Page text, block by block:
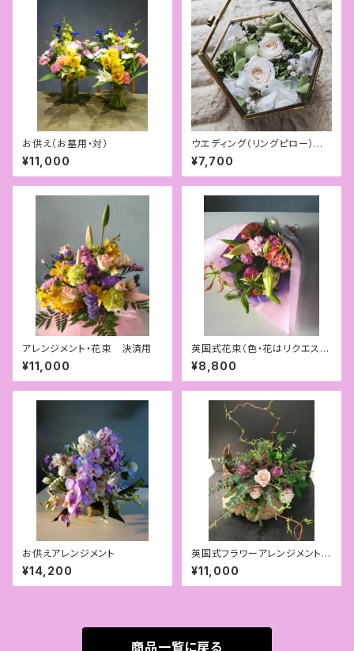
お供え（お墓用・対）
¥11,000
ウエディング（リングピロー）プリ
ザ
¥7,700
アレンジメント・花束 決済用
¥11,000
英国式花束（色・花はリクエスト
可）
¥8,800
お供えアレンジメント
¥14,200
英国式フラワーアレンジメント
（グリーン多め）
¥11,000
商品一覧に戻る